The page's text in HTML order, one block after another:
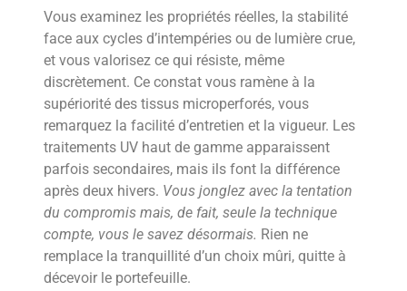
Vous examinez les propriétés réelles, la stabilité
face aux cycles d’intempéries ou de lumière crue,
et vous valorisez ce qui résiste, même
discrètement. Ce constat vous ramène à la
supériorité des tissus microperforés, vous
remarquez la facilité d’entretien et la vigueur. Les
traitements UV haut de gamme apparaissent
parfois secondaires, mais ils font la différence
après deux hivers. Vous jonglez avec la tentation
du compromis mais, de fait, seule la technique
compte, vous le savez désormais. Rien ne
remplace la tranquillité d’un choix mûri, quitte à
décevoir le portefeuille.